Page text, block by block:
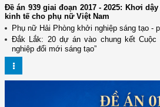
Đề án 939 giai đoạn 2017 - 2025: Khơi
kinh tế cho phụ nữ Việt Nam
Phụ nữ Hải Phòng khởi nghiệp sáng tạo -
Đắk Lắk: 20 dự án vào chung kết Cuộc
nghiệp đổi mới sáng tạo”